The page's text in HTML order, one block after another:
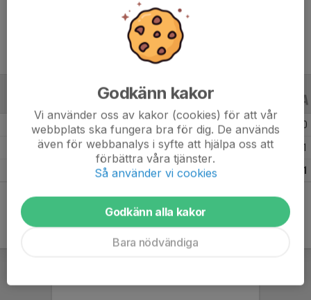
20 år
ALLA ÅR
Säsongen 25/26 6 0 0
Säsongen 22/23 8 1
1
Godkänn kakor
Vi använder oss av kakor (cookies) för att vår
webbplats ska fungera bra för dig. De används
även för webbanalys i syfte att hjälpa oss att
förbättra våra tjänster.
Så använder vi cookies
Godkänn alla kakor
Bara nödvändiga